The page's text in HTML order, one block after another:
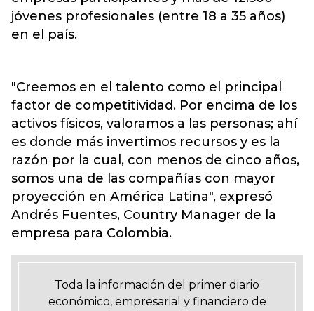
jóvenes profesionales (entre 18 a 35 años)
en el país.
"Creemos en el talento como el principal
factor de competitividad. Por encima de los
activos físicos, valoramos a las personas; ahí
es donde más invertimos recursos y es la
razón por la cual, con menos de cinco años,
somos una de las compañías con mayor
proyección en América Latina", expresó
Andrés Fuentes, Country Manager de la
empresa para Colombia.
Toda la información del primer diario
económico, empresarial y financiero de